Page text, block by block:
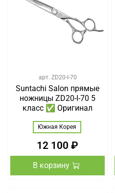
арт. ZD20-I-70
Suntachi Salon прямые
ножницы ZD20-I-70 5
класс ✅ Оригинал
Южная Корея
12 100 ₽
В корзину